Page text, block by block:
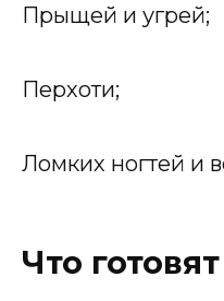
Прыщей и угрей;
Перхоти;
Ломких ногтей и
Что